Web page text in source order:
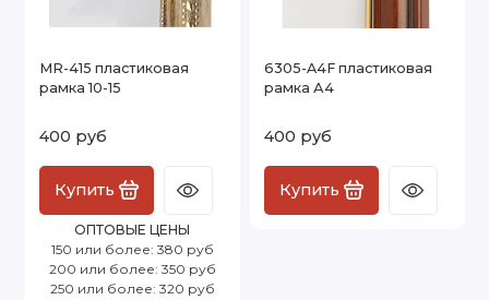
MR-415 пластиковая
рамка 10-15
400 руб
Купить
ОПТОВЫЕ ЦЕНЫ
150 или более: 380 руб
200 или более: 350 руб
250 или более: 320 руб
6305-A4F пластиковая
рамка А4
400 руб
Купить